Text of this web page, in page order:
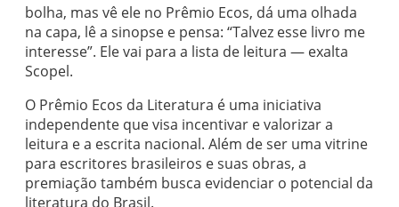
bolha, mas vê ele no Prêmio Ecos, dá uma olhada
na capa, lê a sinopse e pensa: “Talvez esse livro me
interesse”. Ele vai para a lista de leitura — exalta
Scopel.
O Prêmio Ecos da Literatura é uma iniciativa
independente que visa incentivar e valorizar a
leitura e a escrita nacional. Além de ser uma vitrine
para escritores brasileiros e suas obras, a
premiação também busca evidenciar o potencial da
literatura do Brasil.